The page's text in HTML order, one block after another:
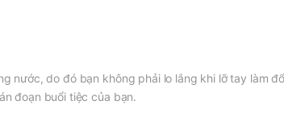
nước, do đó bạn không phải lo lắng khi lỡ tay làm
đoạn buổi tiệc của bạn.